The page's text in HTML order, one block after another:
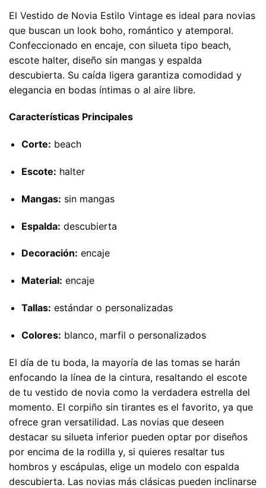
El Vestido de Novia Estilo Vintage es ideal para novias
que buscan un look boho, romántico y atemporal.
Confeccionado en encaje, con silueta tipo beach,
escote halter, diseño sin mangas y espalda
descubierta. Su caída ligera garantiza comodidad y
elegancia en bodas íntimas o al aire libre.
Características Principales
Corte: beach
Escote: halter
Mangas: sin mangas
Espalda: descubierta
Decoración: encaje
Material: encaje
Tallas: estándar o personalizadas
Colores: blanco, marfil o personalizados
El día de tu boda, la mayoría de las tomas se harán
enfocando la línea de la cintura, resaltando el escote
de tu vestido de novia como la verdadera estrella del
momento. El corpiño sin tirantes es el favorito, ya que
ofrece gran versatilidad. Las novias que deseen
destacar su silueta inferior pueden optar por diseños
por encima de la rodilla y, si quieres resaltar tus
hombros y escápulas, elige un modelo con espalda
descubierta. Las novias más clásicas pueden inclinarse